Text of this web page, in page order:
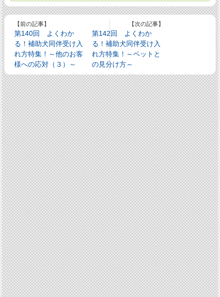
【前の記事】
第140回 よくわか
る！補助犬同伴受け入
れ方特集！～他のお客
様への応対（３）～
【次の記事】
第142回 よくわか
る！補助犬同伴受け入
れ方特集！～ペットと
の見分け方～